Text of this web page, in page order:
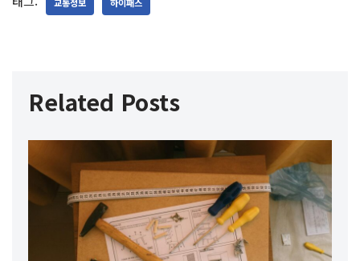
Related Posts